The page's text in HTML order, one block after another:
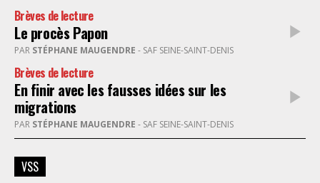
Brèves de lecture
Le procès Papon
PAR STÉPHANE MAUGENDRE - SAF SEINE-SAINT-DENIS
Brèves de lecture
En finir avec les fausses idées sur les
migrations
PAR STÉPHANE MAUGENDRE - SAF SEINE-SAINT-DENIS
VSS